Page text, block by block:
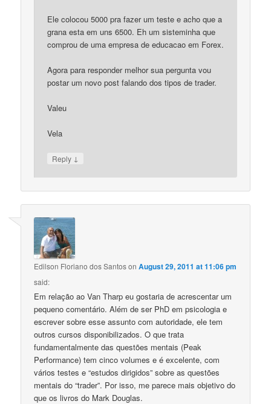
Ele colocou 5000 pra fazer um teste e acho que a
grana esta em uns 6500. Eh um sisteminha que
comprou de uma empresa de educacao em Forex.
Agora para responder melhor sua pergunta vou
postar um novo post falando dos tipos de trader.
Valeu
Vela
Reply ↓
Edilson Floriano dos SantosonAugust 29, 2011 at 11:06 pm
said:
Em relação ao Van Tharp eu gostaria de acrescentar um
pequeno comentário. Além de ser PhD em psicologia e
escrever sobre esse assunto com autoridade, ele tem
outros cursos disponibilizados. O que trata
fundamentalmente das questões mentais (Peak
Performance) tem cinco volumes e é excelente, com
vários testes e “estudos dirigidos” sobre as questões
mentais do “trader”. Por isso, me parece mais objetivo do
que os livros do Mark Douglas.